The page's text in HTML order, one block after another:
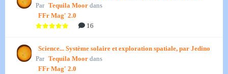
Par Tequila Moor dans
FFr Mag' 2.0
16
Science... Système solaire et exploration spatiale, par Jedino
Par Tequila Moor dans
FFr Mag' 2.0